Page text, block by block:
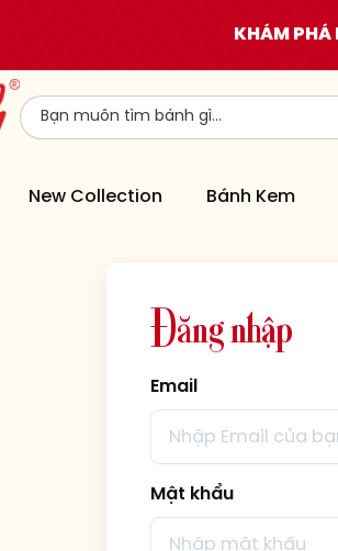
KHÁM PHÁ
New Collection Bánh Kem
Đăngnhập
Email
Mật khẩu